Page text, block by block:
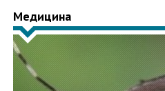
Медицина